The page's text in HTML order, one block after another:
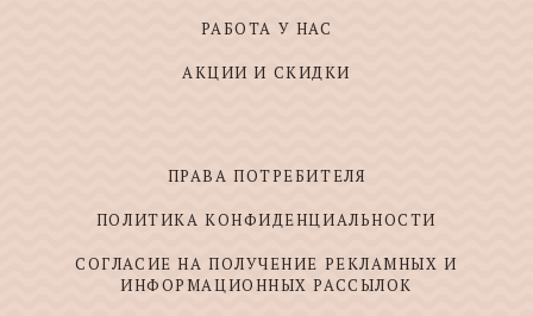
РАБОТА У НАС
АКЦИИ И СКИДКИ
ПРАВА ПОТРЕБИТЕЛЯ
ПОЛИТИКА КОНФИДЕНЦИАЛЬНОСТИ
СОГЛАСИЕ НА ПОЛУЧЕНИЕ РЕКЛАМНЫХ И
ИНФОРМАЦИОННЫХ РАССЫЛОК